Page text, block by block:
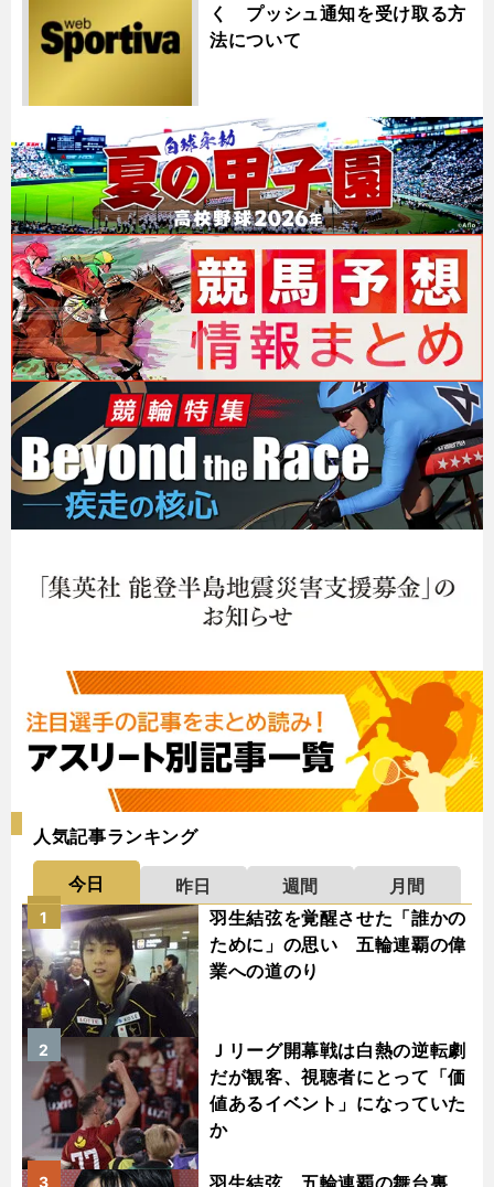
く プッシュ通知を受け取る方
法について
人気記事ランキング
今日 昨日 週間
月間
羽生結弦を覚醒させた「誰かの
ために」の思い 五輪連覇の偉
業への道のり
1
Ｊリーグ開幕戦は白熱の逆転劇
だが観客、視聴者にとって「価
値あるイベント」になっていた
か
2
3